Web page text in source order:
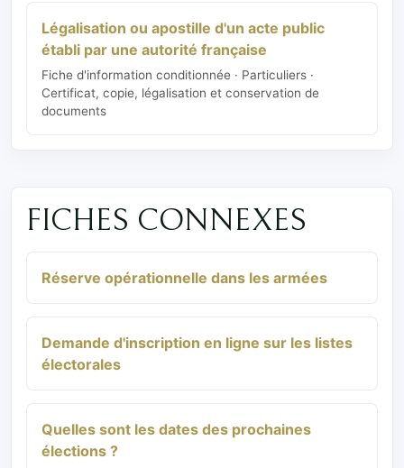
Légalisation ou apostille d'un acte public
établi par une autorité française
Fiche d'information conditionnée · Particuliers ·
Certificat, copie, légalisation et conservation de
documents
FICHES CONNEXES
Réserve opérationnelle dans les armées
Demande d'inscription en ligne sur les listes
électorales
Quelles sont les dates des prochaines
élections ?